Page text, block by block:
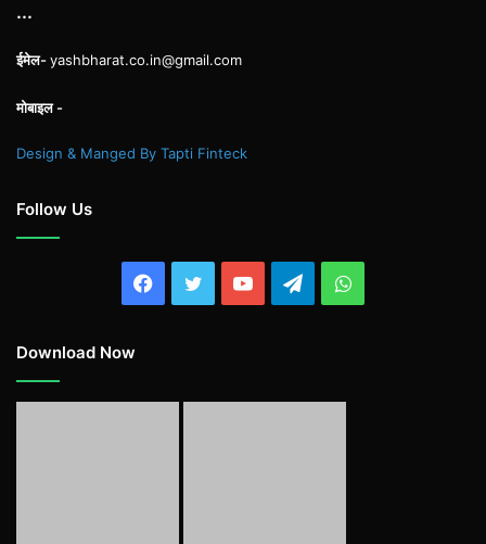
...
ईमेल-yashbharat.co.in@gmail.com
मोबाइल -
Design & Manged By Tapti Finteck
Follow Us
Facebook
TwitterYouTubeTelegramWhatsApp
Download Now